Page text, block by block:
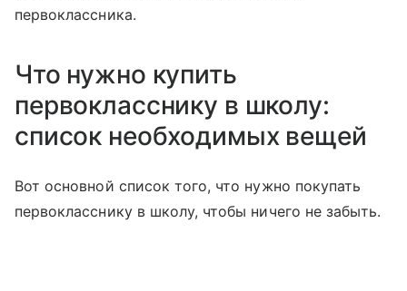
первоклассника.
Что нужно купить
первокласснику в школу:
список необходимых вещей
Вот основной список того, что нужно покупать
первокласснику в школу, чтобы ничего не забыть.